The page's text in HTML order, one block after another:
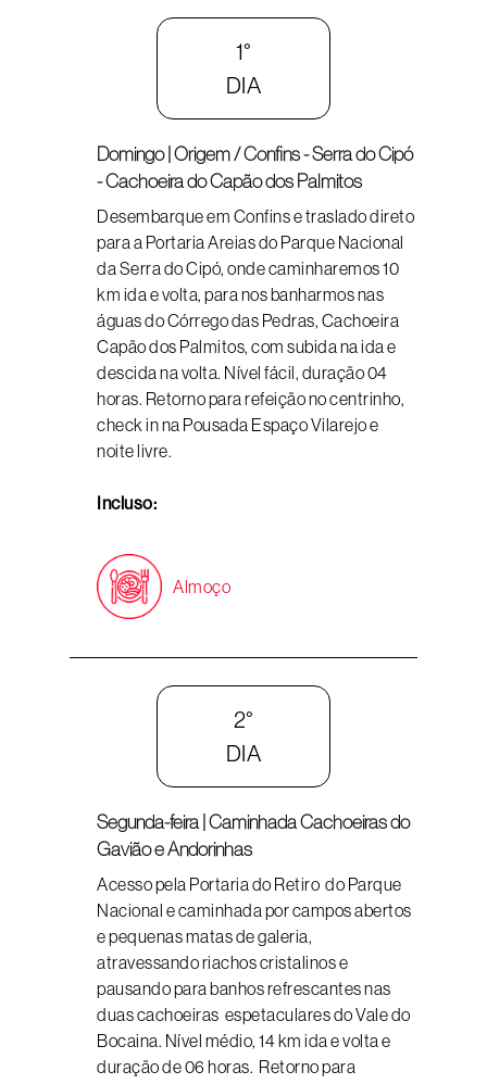
1°
DIA
Domingo | Origem / Confins - Serra do Cipó
- Cachoeira do Capão dos Palmitos
Desembarque em Confins e traslado direto
para a Portaria Areias do Parque Nacional
da Serra do Cipó, onde caminharemos 10
km ida e volta, para nos banharmos nas
águas do Córrego das Pedras, Cachoeira
Capão dos Palmitos, com subida na ida e
descida na volta. Nível fácil, duração 04
horas. Retorno para refeição no centrinho,
check in na Pousada Espaço Vilarejo e
noite livre.
Incluso:
Almoço
2°
DIA
Segunda-feira | Caminhada Cachoeiras do
Gavião e Andorinhas
Acesso pela Portaria do Retiro do Parque
Nacional e caminhada por campos abertos
e pequenas matas de galeria,
atravessando riachos cristalinos e
pausando para banhos refrescantes nas
duas cachoeiras espetaculares do Vale do
Bocaina. Nível médio, 14 km ida e volta e
duração de 06 horas. Retorno para